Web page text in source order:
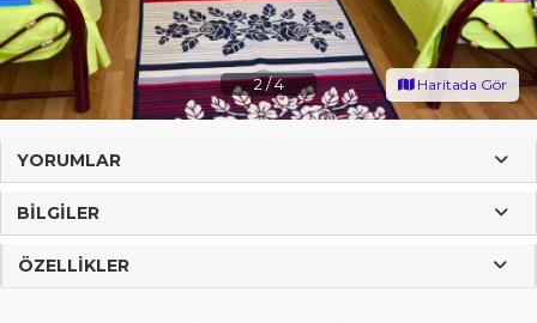
2/4 Haritada Gör
YORUMLAR
BILGILER
ÖZELLIKLER